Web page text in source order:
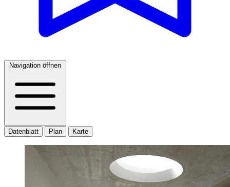
Navigation öffnen
Datenblatt Plan Karte